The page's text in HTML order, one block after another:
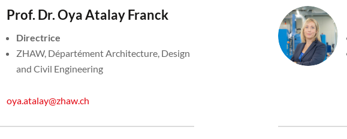
Prof. Dr. Oya Atalay Franck
Directrice
ZHAW, Départément Architecture, Design
and Civil Engineering
oya.atalay@zhaw.ch